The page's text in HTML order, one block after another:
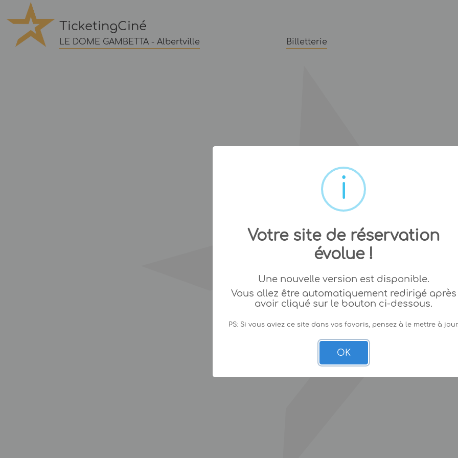
TicketingCiné
LE DOME GAMBETTA - Albertville Billetterie
Votre site de réservation
évolue !
Une nouvelle version est disponible.
Vous allez être automatiquement redirigé après
avoir cliqué sur le bouton ci-dessous.
PS: Si vous aviez ce site dans vos favoris, pensez à le mettre à
OK